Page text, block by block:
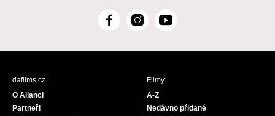
F
c
I
s
Y
u
dafilms.cz
O Alianci
Partneři
Filmy
A-Z
Nedávno přidané